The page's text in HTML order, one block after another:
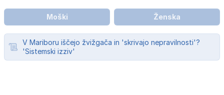
Moški Ženska
V Mariboru iščejo žvižgača in 'skrivajo nepravilnosti'?
'Sistemski izziv'